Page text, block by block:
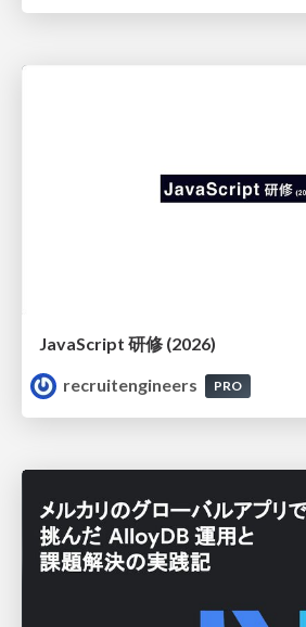
JavaScript 研修 (2026)
recruitengineers
PRO